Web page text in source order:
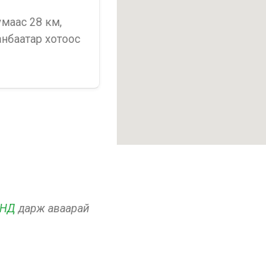
28 км,
хотоос
дарж аваарай